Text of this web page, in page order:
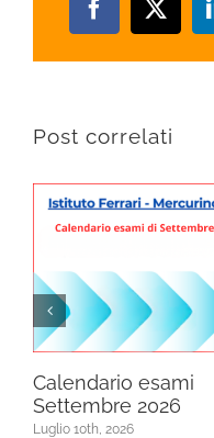
Facebook
X
Post correlati
Calendario esami
Settembre 2026
Luglio 10th, 2026